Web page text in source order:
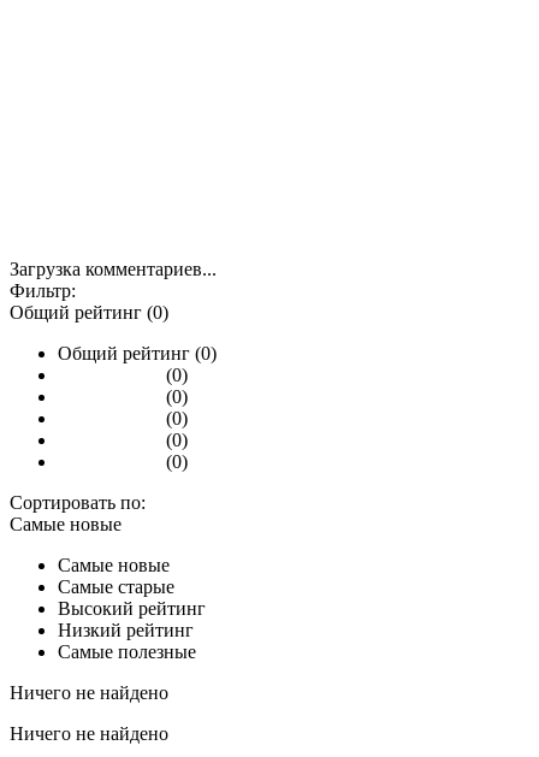
Загрузка комментариев...
Фильтр:
Общий рейтинг (0)
Общий рейтинг (0)
(0)
(0)
(0)
(0)
(0)
Сортировать по:
Самые новые
Самые новые
Самые старые
Высокий рейтинг
Низкий рейтинг
Самые полезные
Ничего не найдено
Ничего не найдено